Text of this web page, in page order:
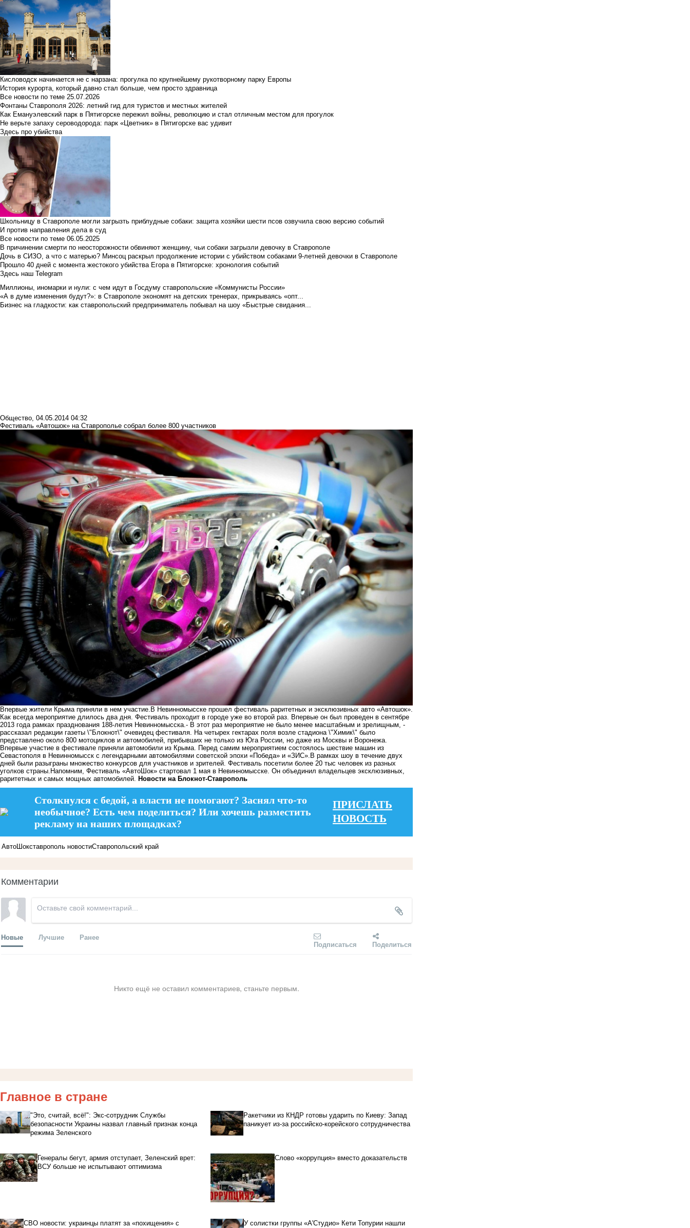
Кисловодск начинается не с нарзана: прогулка по крупнейшему рукотворному парку Европы
История курорта, который давно стал больше, чем просто здравница
Все новости по теме 25.07.2026
Фонтаны Ставрополя 2026: летний гид для туристов и местных жителей
Как Емануэлевский парк в Пятигорске пережил войны, революцию и стал отличным местом для прогулок
Не верьте запаху сероводорода: парк «Цветник» в Пятигорске вас удивит
Здесь про убийства
Школьницу в Ставрополе могли загрызть приблудные собаки: защита хозяйки шести псов озвучила свою версию событий
И против направления дела в суд
Все новости по теме 06.05.2025
В причинении смерти по неосторожности обвиняют женщину, чьи собаки загрызли девочку в Ставрополе
Дочь в СИЗО, а что с матерью? Минсоц раскрыл продолжение истории с убийством собаками 9-летней девочки в Ставрополе
Прошло 40 дней с момента жестокого убийства Егора в Пятигорске: хронология событий
Здесь наш Telegram
Миллионы, иномарки и нули: с чем идут в Госдуму ставропольские «Коммунисты России»
«А в думе изменения будут?»: в Ставрополе экономят на детских тренерах, прикрываясь «опт...
Бизнес на гладкости: как ставропольский предприниматель побывал на шоу «Быстрые свидания...
Общество, 04.05.2014 04:32
Фестиваль «Автошок» на Ставрополье собрал более 800 участников
Впервые жители Крыма приняли в нем участие.В Невинномысске прошел фестиваль раритетных и эксклюзивных авто «Автошок».
Как всегда мероприятие длилось два дня. Фестиваль проходит в городе уже во второй раз. Впервые он был проведен в сентябре
2013 года рамках празднования 188-летия Невинномысска.- В этот раз мероприятие не было менее масштабным и зрелищным, -
рассказал редакции газеты \"Блокнот\" очевидец фестиваля. На четырех гектарах поля возле стадиона \"Химик\" было
представлено около 800 мотоциклов и автомобилей, прибывших не только из Юга России, но даже из Москвы и Воронежа.
Впервые участие в фестивале приняли автомобили из Крыма. Перед самим мероприятием состоялось шествие машин из
Севастополя в Невинномысск с легендарными автомобилями советской эпохи «Победа» и «ЗИС».В рамках шоу в течение двух
дней были разыграны множество конкурсов для участников и зрителей. Фестиваль посетили более 20 тыс человек из разных
уголков страны.Напомним, Фестиваль «АвтоШок» стартовал 1 мая в Невинномысске. Он объединил владельцев эксклюзивных,
раритетных и самых мощных автомобилей. Новости на Блoкнoт-Ставрополь
Столкнулся с бедой, а власти не помогают? Заснял что-то
необычное? Есть чем поделиться? Или хочешь разместить
рекламу на наших площадках?
ПРИСЛАТЬ
НОВОСТЬ
АвтоШокставрополь новостиСтавропольский край
Комментарии
Новые Лучшие Ранее
Подписаться Поделиться
Никто ещё не оставил комментариев, станьте первым.
Главное в стране
"Это, считай, всё!": Экс-сотрудник Службы
безопасности Украины назвал главный признак конца
режима Зеленского
Ракетчики из КНДР готовы ударить по Киеву: Запад
паникует из-за российско-корейского сотрудничества
Генералы бегут, армия отступает, Зеленский врет:
ВСУ больше не испытывают оптимизма
Слово «коррупция» вместо доказательств
СВО новости: украинцы платят за «похищения» с
У солистки группы «А'Студио» Кети Топурии нашли